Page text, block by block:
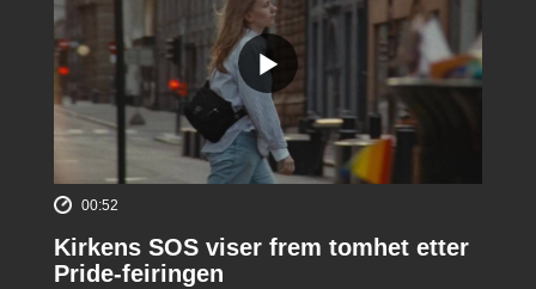
00:52
Kirkens SOS viser frem tomhet etter
Pride-feiringen